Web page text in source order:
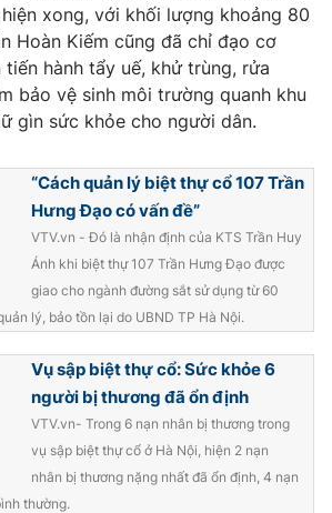
Podcast
Infographic
Shorts video
VTV Thể thao
Bất động sản
Tấm lòng Việt
xong, với khối lượng khoảng 80
Hoàn Kiếm cũng đã chỉ đạo cơ
tiến hành tẩy uế, khử trùng, rửa
bảo vệ sinh môi trường quanh khu
gìn sức khỏe cho người dân.
“Cách quản lý biệt thự cổ 107 Trần
Hưng Đạo có vấn đề”
VTV.vn - Đó là nhận định của KTS Trần Huy
Ánh khi biệt thự 107 Trần Hưng Đạo được
giao cho ngành đường sắt sử dụng từ 60
lý, bảo tồn lại do UBND TP Hà Nội.
Vụ sập biệt thự cổ: Sức khỏe 6
người bị thương đã ổn định
VTV.vn- Trong 6 nạn nhân bị thương trong
vụ sập biệt thự cổ ở Hà Nội, hiện 2 nạn
nhân bị thương nặng nhất đã ổn định, 4 nạn
thường.